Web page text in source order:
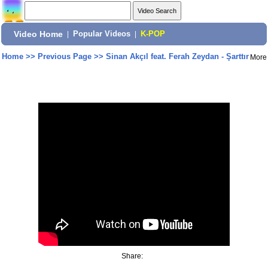
Video Home Popular Videos K-POP
Home>> Previous Page>> Sinan Akçıl feat. Ferah Zeydan - Şarttır More
Share: